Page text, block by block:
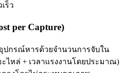
ร็ว
per Capture)
ปกรณ์หารด้วยจำนวนการจับใน
ะไหล่ + เวลาแรงงานโดยประมาณ)